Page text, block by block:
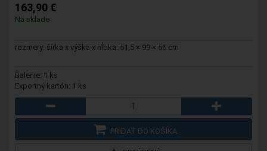
163,90 €
Na sklade
rozmery: šírka x výška x hĺbka: 51,5 × 99 × 56 cm
Balenie: 1 ks
Exportný kartón: 1 ks
PRIDAŤ DO KOŠÍKA